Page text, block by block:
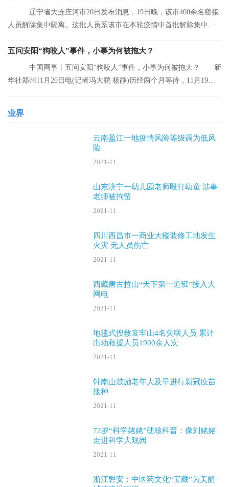
辽宁省大连庄河市20日发布消息，19日晚，该市400余名密接
人员解除集中隔离。这批人员系该市在本轮疫情中首批解除集中隔
五问安阳“狗咬人”事件，小事为何被拖大？
中国网事丨五问安阳“狗咬人”事件，小事为何被拖大？ 新
华社郑州11月20日电(记者冯大鹏 杨静)历经两个月等待，11月19日
业界
云南盈江一地疫情风险等级调为低风
险
2021-11
山东济宁一幼儿园老师殴打幼童 涉事
老师被拘留
2021-11
四川西昌市一商业大楼装修工地发生
火灾 无人员伤亡
2021-11
西藏唐古拉山“天下第一道班”接入大
网电
2021-11
地毯式搜救哀牢山4名失联人员 累计
出动救援人员1900余人次
2021-11
钟南山鼓励老年人及早进行新冠疫苗
接种
2021-11
72岁“科学姥姥”硬核科普：像刘姥姥
走进科学大观园
2021-11
浙江磐安：中医药文化“宝藏”为美丽